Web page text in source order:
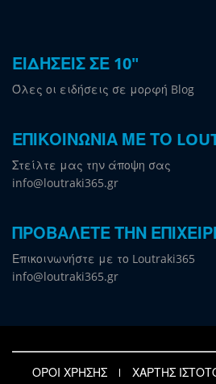
ΕΙΔΗΣΕΙΣ ΣΕ 10"
Όλες οι ειδήσεις σε μορφή Blog
ΕΠΙΚΟΙΝΩΝΙΑ ΜΕ ΤΟ
Στείλτε μας την άποψη σας
info@loutraki365.gr
ΠΡΟΒΑΛΕΤΕ ΤΗΝ
Επικοινωνήστε με το Loutraki365
info@loutraki365.gr
ΟΡΟΙ ΧΡΗΣΗΣ
ΧΑΡΤΗΣ